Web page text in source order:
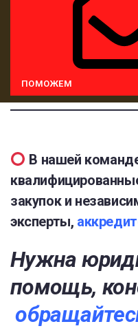
ПОМОЖЕМ
Получить
В нашей
закупок и
эксперты,
Нужна
помощь,